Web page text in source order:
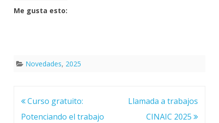
Me gusta esto:
Novedades, 2025
Navegación
de
entradas
Curso gratuito:
Potenciando el trabajo
Llamada a trabajos
CINAIC 2025